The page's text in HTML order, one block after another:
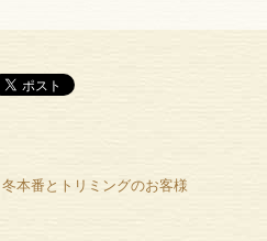
冬本番とトリミングのお客様